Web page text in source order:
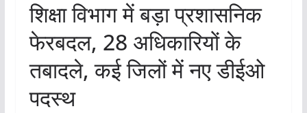
शिक्षा विभाग में बड़ा प्रशासनिक
फेरबदल, 28 अधिकारियों के
तबादले, कई जिलों में नए डीईओ
पदस्थ